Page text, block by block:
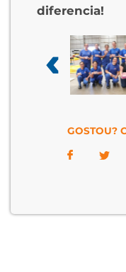
diferencia!
GOSTOU?